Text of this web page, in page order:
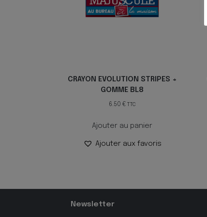
CRAYON EVOLUTION STRIPES +
GOMME BL8
6.50 € TTC
Ajouter au panier
Ajouter aux favoris
Newsletter